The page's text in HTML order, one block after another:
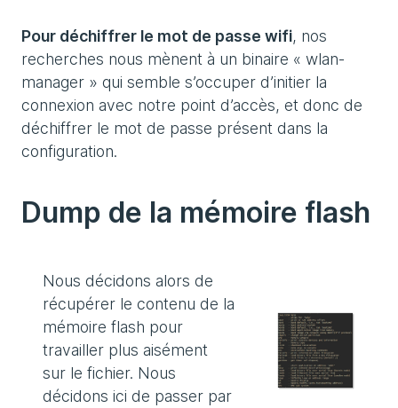
Pour déchiffrer le mot de passe wifi, nos
recherches nous mènent à un binaire « wlan-
manager » qui semble s’occuper d’initier la
connexion avec notre point d’accès, et donc de
déchiffrer le mot de passe présent dans la
configuration.
Dump de la mémoire flash
Nous décidons alors de
récupérer le contenu de la
mémoire flash pour
travailler plus aisément
sur le fichier. Nous
décidons ici de passer par